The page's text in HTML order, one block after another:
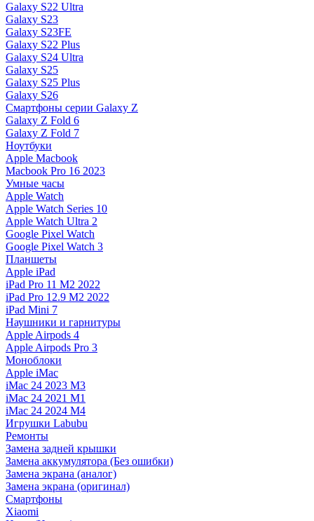
Galaxy S22 Ultra
Galaxy S23
Galaxy S23FE
Galaxy S22 Plus
Galaxy S24 Ultra
Galaxy S25
Galaxy S25 Plus
Galaxy S26
Смартфоны серии Galaxy Z
Galaxy Z Fold 6
Galaxy Z Fold 7
Ноутбуки
Apple Macbook
Macbook Pro 16 2023
Умные часы
Apple Watch
Apple Watch Series 10
Apple Watch Ultra 2
Google Pixel Watch
Google Pixel Watch 3
Планшеты
Apple iPad
iPad Pro 11 M2 2022
iPad Pro 12.9 M2 2022
iPad Mini 7
Наушники и гарнитуры
Apple Airpods 4
Apple Airpods Pro 3
Моноблоки
Apple iMac
iMac 24 2023 M3
iMac 24 2021 M1
iMac 24 2024 M4
Игрушки Labubu
Ремонты
Замена задней крышки
Замена аккумулятора (Без ошибки)
Замена экрана (аналог)
Замена экрана (оригинал)
Смартфоны
Xiaomi